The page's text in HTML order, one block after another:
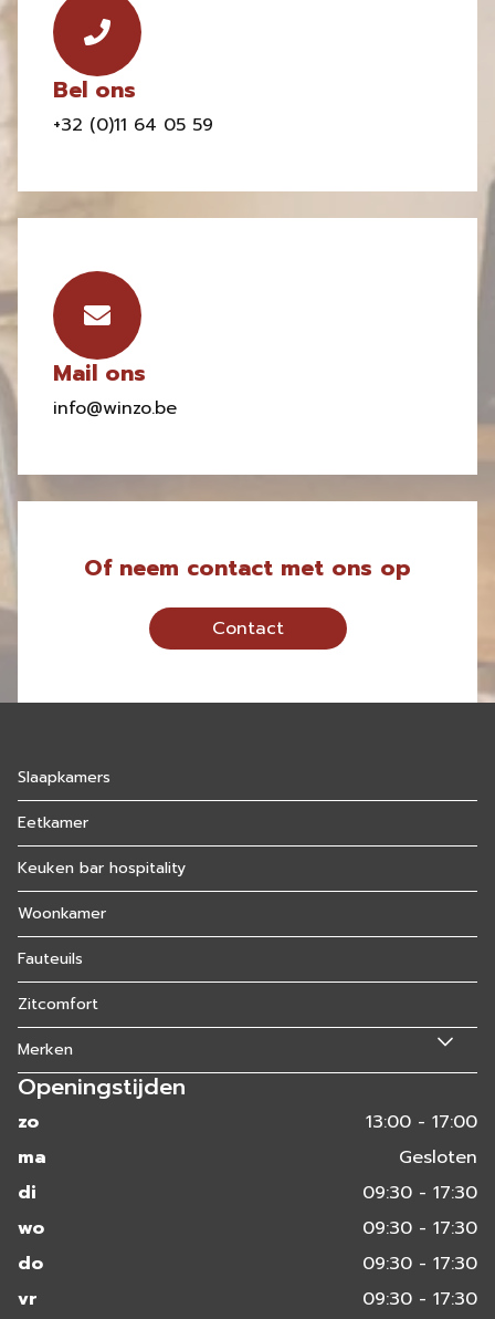
Bel ons
+32 (0)11 64 05 59
Mail ons
info@winzo.be
Of neem contact met ons op
Contact
Slaapkamers
Eetkamer
Keuken bar hospitality
Woonkamer
Fauteuils
Zitcomfort
Merken
Openingstijden
zo
13:00 - 17:00
ma
Gesloten
di
09:30 - 17:30
wo
09:30 - 17:30
do
09:30 - 17:30
vr
09:30 - 17:30